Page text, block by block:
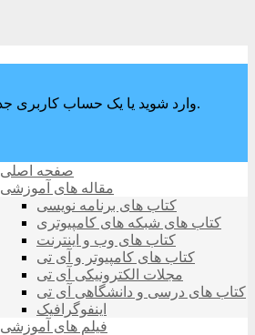
وارد شوید یا یک حساب کاربری جدید ایجاد کنید.
صفحه اصلی
مقاله های آموزشی
کتاب های برنامه نویسی
کتاب های شبکه های کامپیوتری
کتاب های وب و اینترنت
کتاب های کامپیوتر و آی تی
مجلات الکترونیکی آی تی
کتاب های درسی و دانشگاهی آی تی
اینفوگرافیک
فیلم های آموزشی